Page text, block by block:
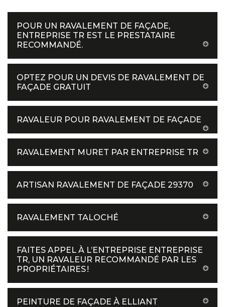
POUR UN RAVALEMENT DE FAÇADE,
ENTREPRISE TR EST LE PRESTATAIRE
RECOMMANDÉ.
OPTEZ POUR UN DEVIS DE RAVALEMENT DE
FAÇADE GRATUIT
RAVALEUR POUR RAVALEMENT DE FAÇADE
RAVALEMENT MURET PAR ENTREPRISE TR
ARTISAN RAVALEMENT DE FAÇADE 29370
RAVALEMENT TALOCHÉ
FAITES APPEL À L’ENTREPRISE ENTREPRISE
TR, UN RAVALEUR RECOMMANDÉ PAR LES
PROPRIÉTAIRES !
PEINTURE DE FAÇADE À ELLIANT